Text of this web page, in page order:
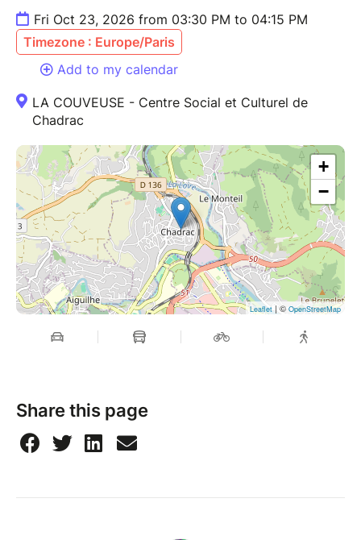
Fri Oct 23, 2026 from 03:30 PM to 04:15 PM
Timezone : Europe/Paris
Add to my calendar
LA COUVEUSE - Centre Social et Culturel de
Chadrac
+
−
Leaflet| © OpenStreetMap
Share this page